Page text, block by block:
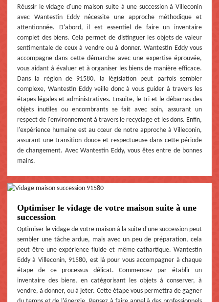
Réussir le vidage d'une maison suite à une succession à Villeconin
avec Wantestin Eddy nécessite une approche méthodique et
attentionnée. D'abord, il est essentiel de faire un inventaire
complet des biens. Cela permet de distinguer les objets de valeur
sentimentale de ceux à vendre ou à donner. Wantestin Eddy vous
accompagne dans cette démarche avec une expertise éprouvée,
vous aidant à évaluer et à organiser les biens de manière efficace.
Dans la région de 91580, la législation peut parfois sembler
complexe, Wantestin Eddy veille donc à vous guider à travers les
étapes légales et administratives. Ensuite, le tri et le débarras des
objets inutiles ou encombrants se fait avec soin, assurant un
respect de l'environnement à travers le recyclage et les dons. Enfin,
l'expérience humaine est au cœur de notre approche à Villeconin,
assurant une transition douce et respectueuse dans cette période
de changement. Avec Wantestin Eddy, vous êtes entre de bonnes
mains.
Optimiser le vidage de votre maison suite à une
succession
Optimiser le vidage de votre maison à la suite d'une succession peut
sembler une tâche ardue, mais avec un peu de préparation, cela
peut être une expérience fluide et même cathartique. Wantestin
Eddy à Villeconin, 91580, est là pour vous accompagner à chaque
étape de ce processus délicat. Commencez par établir un
inventaire des biens, en catégorisant les objets à conserver, à
vendre, à donner, ou à jeter. Cette étape vous permettra de gagner